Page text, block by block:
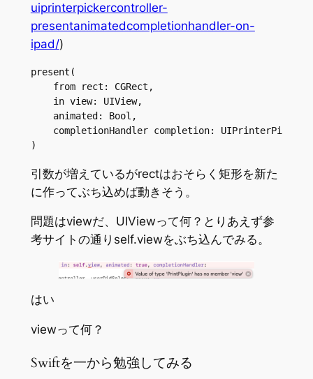
uiprinterpickercontroller-
presentanimatedcompletionhandler-on-
ipad/)
present(
    from rect: CGRect,
    in view: UIView,
    animated: Bool,
completionHandler completion:
)
引数が増えているがrectはおそらく矩形を新た
に作ってぶち込めば動きそう。
問題はviewだ、UIViewって何？とりあえず参
考サイトの通りself.viewをぶち込んでみる。
はい
viewって何？
Swiftを一から勉強してみる